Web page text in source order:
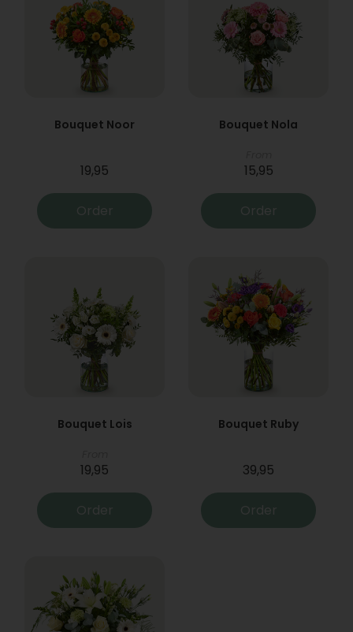
Bouquet Noor
19,95
Order
Bouquet Nola
15,95
Order
Bouquet Lois
19,95
Order
Bouquet Ruby
39,95
Order